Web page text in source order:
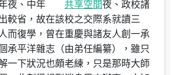
夜、中年
共享空間夜、政校諸
較省，故在該校之交際系就讀三
而復學，曾在重慶與諸友人創一承
承平洋雜志（由弟任編纂），雖只
一下狀況也頗老練，只是那時大師